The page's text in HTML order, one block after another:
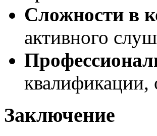
Сложности в
активного
Заключение